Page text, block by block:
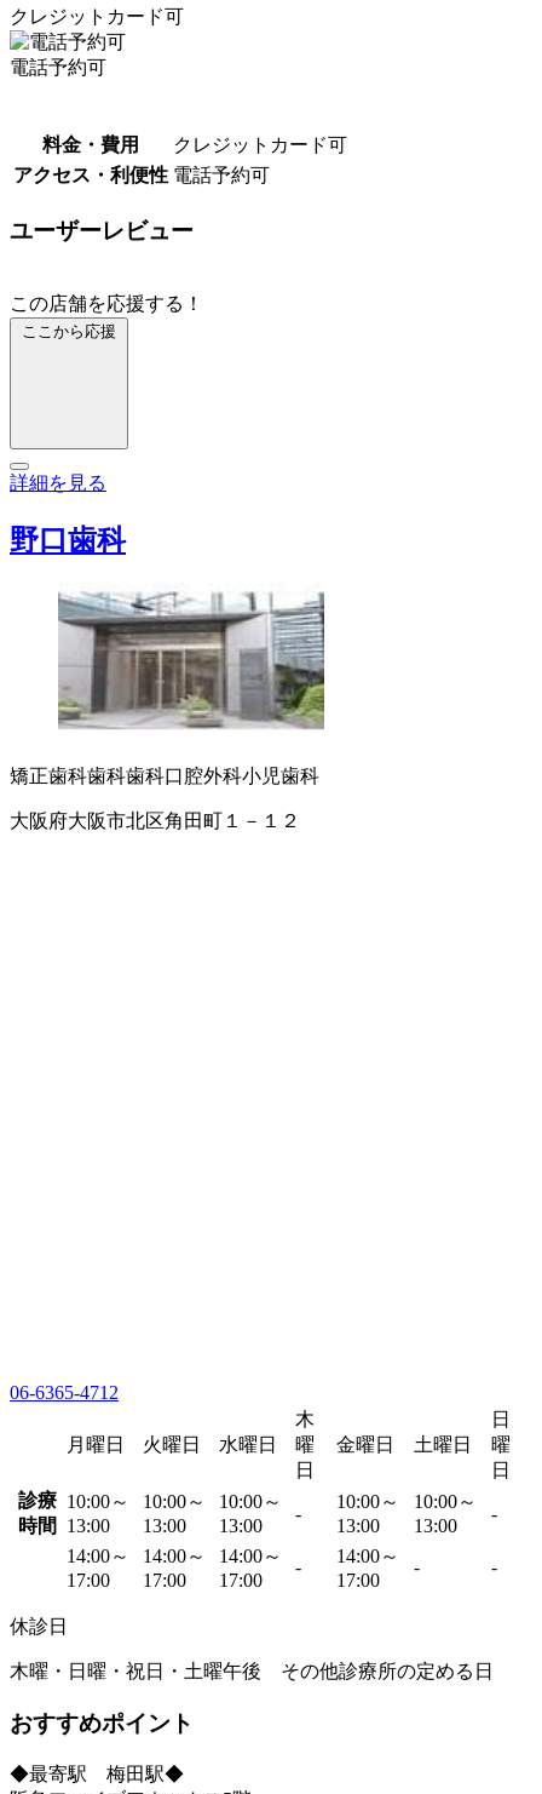
クレジットカード可
電話予約可
料金・費用
クレジットカード可
アクセス・利便性 電話予約可
ユーザーレビュー
この店舗を応援する！
ここから応援
詳細を見る
野口歯科
矯正歯科歯科歯科口腔外科小児歯科
大阪府大阪市北区角田町１－１２
06-6365-4712
月曜日 火曜日 水曜日
木
曜
日
金曜日 土曜日
日
曜
日
診療
時間
10:00～
13:00
10:00～
13:00
10:00～
13:00
-
10:00～
13:00
10:00～
13:00
-
14:00～
17:00
14:00～
17:00
14:00～
17:00
-
14:00～
17:00
- -
休診日
木曜・日曜・祝日・土曜午後 その他診療所の定める日
おすすめポイント
◆最寄駅 梅田駅◆